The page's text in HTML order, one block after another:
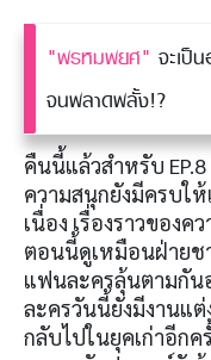
"พรหมพยศ" จะเป็
จนพลาดพลั้ง!?
คืนนี้แล้วสำหรับ EP.8
ความสนุกยังมีครบใ
เนื่อง เรื่องราวของ
ตอนนี้ดูเหมือนฝ่ายช
แฟนละครลุ้นตามกัน
ละครวันนี้ยังมีงานแ
กลับไปในยุคเก่าอีกค